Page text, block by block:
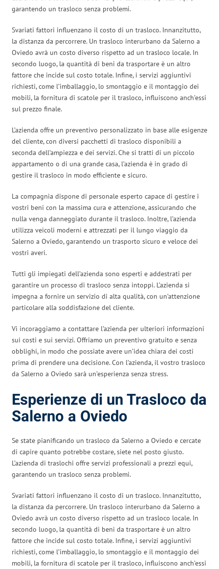
garantendo un trasloco senza problemi.
Svariati fattori influenzano il costo di un trasloco. Innanzitutto,
la distanza da percorrere. Un trasloco interurbano da Salerno a
Oviedo avrà un costo diverso rispetto ad un trasloco locale. In
secondo luogo, la quantità di beni da trasportare è un altro
fattore che incide sul costo totale. Infine, i servizi aggiuntivi
richiesti, come l’imballaggio, lo smontaggio e il montaggio dei
mobili, la fornitura di scatole per il trasloco, influiscono anch’essi
sul prezzo finale.
L’azienda offre un preventivo personalizzato in base alle esigenze
del cliente, con diversi pacchetti di trasloco disponibili a
seconda dell’ampiezza e dei servizi. Che si tratti di un piccolo
appartamento o di una grande casa, l’azienda è in grado di
gestire il trasloco in modo efficiente e sicuro.
La compagnia dispone di personale esperto capace di gestire i
vostri beni con la massima cura e attenzione, assicurando che
nulla venga danneggiato durante il trasloco. Inoltre, l’azienda
utilizza veicoli moderni e attrezzati per il lungo viaggio da
Salerno a Oviedo, garantendo un trasporto sicuro e veloce dei
vostri averi.
Tutti gli impiegati dell’azienda sono esperti e addestrati per
garantire un processo di trasloco senza intoppi. L’azienda si
impegna a fornire un servizio di alta qualità, con un’attenzione
particolare alla soddisfazione del cliente.
Vi incoraggiamo a contattare l’azienda per ulteriori informazioni
sui costi e sui servizi. Offriamo un preventivo gratuito e senza
obblighi, in modo che possiate avere un’idea chiara dei costi
prima di prendere una decisione. Con l’azienda, il vostro trasloco
da Salerno a Oviedo sarà un’esperienza senza stress.
Esperienze di un Trasloco da
Salerno a Oviedo
Se state pianificando un trasloco da Salerno a Oviedo e cercate
di capire quanto potrebbe costare, siete nel posto giusto.
L’azienda di traslochi offre servizi professionali a prezzi equi,
garantendo un trasloco senza problemi.
Svariati fattori influenzano il costo di un trasloco. Innanzitutto,
la distanza da percorrere. Un trasloco interurbano da Salerno a
Oviedo avrà un costo diverso rispetto ad un trasloco locale. In
secondo luogo, la quantità di beni da trasportare è un altro
fattore che incide sul costo totale. Infine, i servizi aggiuntivi
richiesti, come l’imballaggio, lo smontaggio e il montaggio dei
mobili, la fornitura di scatole per il trasloco, influiscono anch’essi